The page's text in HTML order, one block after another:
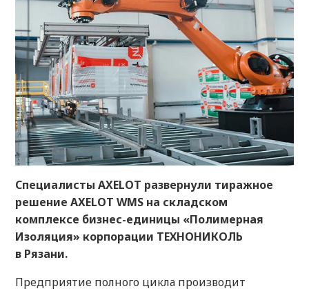
Специалисты AXELOT развернули тиражное
решение AXELOT WMS на складском
комплексе бизнес-единицы «Полимерная
Изоляция» корпорации ТЕХНОНИКОЛЬ
в Рязани.
Предприятие полного цикла производит